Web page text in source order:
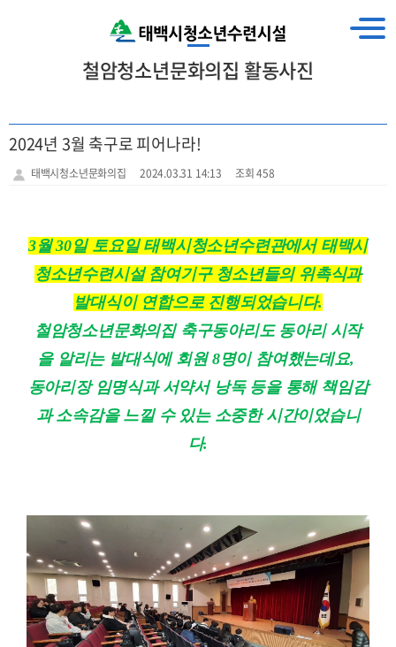
철암청소년문화의집 활동사진
2024년 3월 축구로 피어나라!
태백시청소년문화의집 2024.03.31 14:13 조회 458
3월30일 토요일 태백시청소년수련관에서 태백시
청소년수련시설 참여기구 청소년들의 위촉식과
발대식이 연합으로 진행되었습니다.
철암청소년문화의집 축구동아리도 동아리 시작
을 알리는 발대식에 회원 8명이 참여했는데요,
동아리장 임명식과 서약서 낭독 등을 통해 책임감
과 소속감을 느낄 수 있는 소중한 시간이었습니
다.